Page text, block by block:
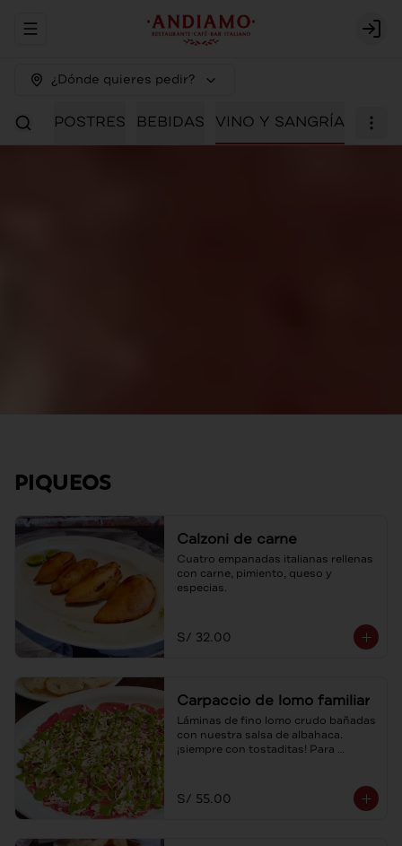
Abrir menu de navegación
¿Dónde quieres pedir?
POSTRES BEBIDAS VINO Y SANGRÍA
PIQUEOS
Calzoni de carne
Cuatro empanadas italianas rellenas
con carne, pimiento, queso y
especias.
S/ 32.00
Carpaccio de lomo familiar
Láminas de fino lomo crudo bañadas
con nuestra salsa de albahaca.
¡siempre con tostaditas! Para
S/ 55.00